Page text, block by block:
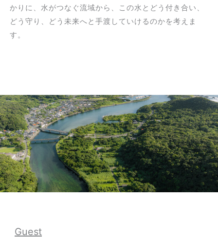
かりに、水がつなぐ流域から、この水とどう付き合い、
どう守り、どう未来へと手渡していけるのかを考えま
す。
Guest